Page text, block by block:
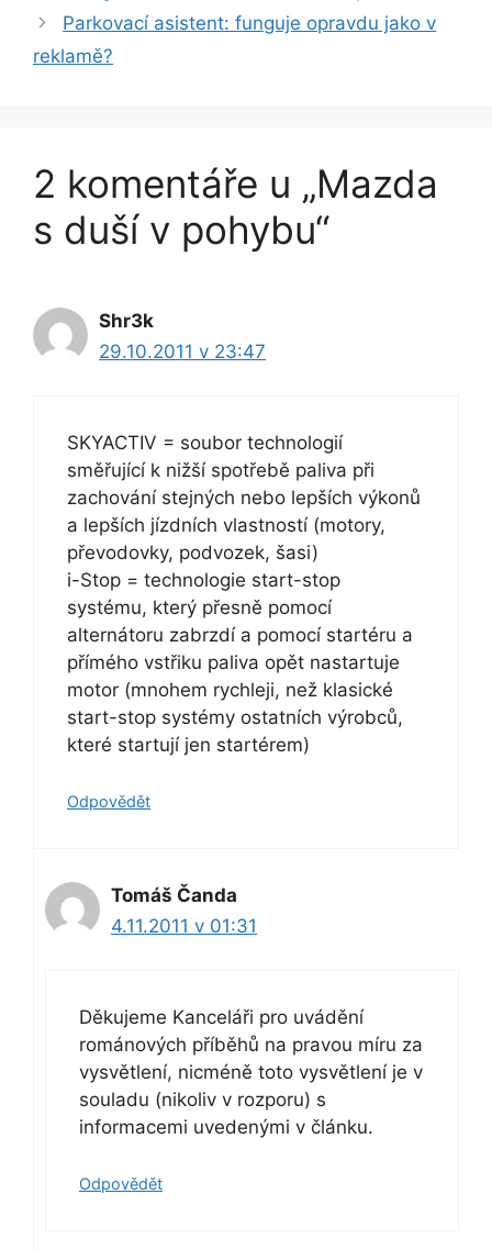
Parkovací asistent: funguje opravdu jako v
reklamě?
2 komentáře u „Mazda
s duší v pohybu“
Shr3k
29.10.2011 v 23:47
SKYACTIV = soubor technologií
směřující k nižší spotřebě paliva při
zachování stejných nebo lepších výkonů
a lepších jízdních vlastností (motory,
převodovky, podvozek, šasi)
i-Stop = technologie start-stop
systému, který přesně pomocí
alternátoru zabrzdí a pomocí startéru a
přímého vstřiku paliva opět nastartuje
motor (mnohem rychleji, než klasické
start-stop systémy ostatních výrobců,
které startují jen startérem)
Odpovědět
Tomáš Čanda
4.11.2011 v 01:31
Děkujeme Kanceláři pro uvádění
románových příběhů na pravou míru za
vysvětlení, nicméně toto vysvětlení je v
souladu (nikoliv v rozporu) s
informacemi uvedenými v článku.
Odpovědět